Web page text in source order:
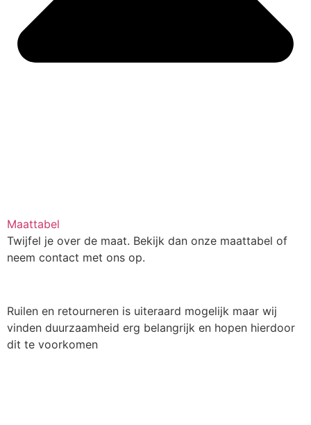
Maattabel
Twijfel je over de maat. Bekijk dan onze maattabel of
neem contact met ons op.
Ruilen en retourneren is uiteraard mogelijk maar wij
vinden duurzaamheid erg belangrijk en hopen hierdoor
dit te voorkomen